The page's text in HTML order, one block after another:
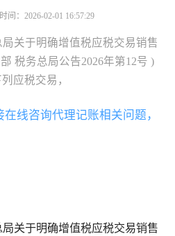
间：2026-02-01 16:57:29
于明确增值税应税交易销售
税务总局公告2026年第12号 )
应税交易，
线咨询代理记账相关问题，
于明确增值税应税交易销售